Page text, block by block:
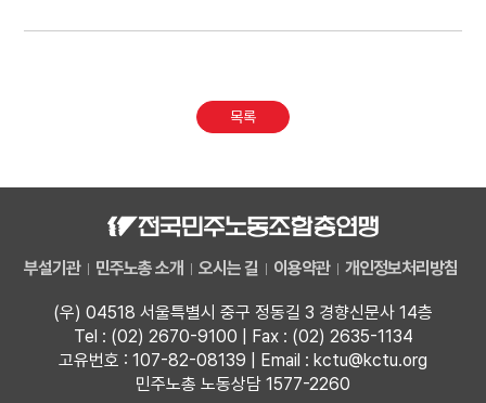
목록
부설기관 민주노총 소개 오시는 길 이용약관 개인정보처리방침
(우) 04518 서울특별시 중구 정동길 3 경향신문사 14층
Tel : (02) 2670-9100 | Fax : (02) 2635-1134
고유번호 : 107-82-08139 | Email : kctu@kctu.org
민주노총 노동상담 1577-2260
찾아보기